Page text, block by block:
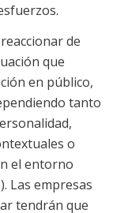
de
que
en público,
tanto
o
el entorno
Las empresas
tendrán que